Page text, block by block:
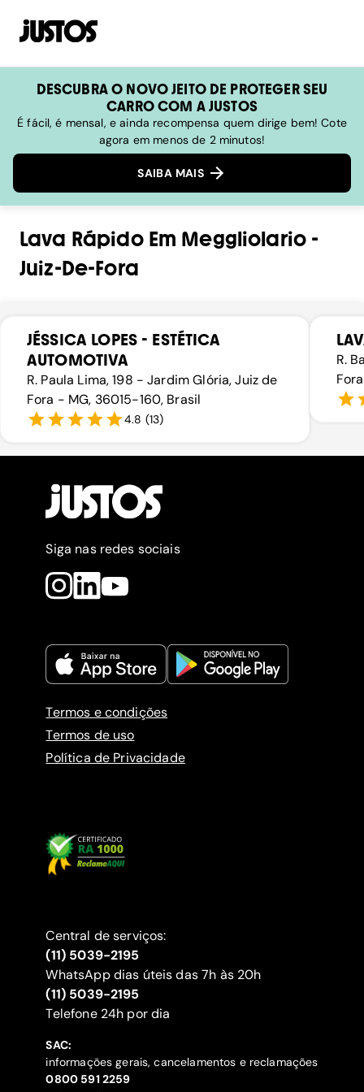
DESCUBRA O NOVO JEITO DE PROTEGER SEU
CARRO COM A JUSTOS
É fácil, é mensal, e ainda recompensa quem dirige bem! Cote
agora em menos de 2 minutos!
SAIBA MAIS
Lava RápidoEm Meggliolario -
Juiz-De-Fora
JÉSSICA LOPES - ESTÉTICA
AUTOMOTIVA
R. Paula Lima, 198 - Jardim Glória, Juiz de
Fora - MG, 36015-160, Brasil
4.8 (13)
R.
Siga nas redes sociais
Termos e condições
Termos de uso
Política de Privacidade
Central de serviços:
(11) 5039-2195
WhatsApp dias úteis das 7h às 20h
(11) 5039-2195
‍Telefone 24h por dia
SAC:
informações gerais, cancelamentos e reclamações
‍0800 591 2259